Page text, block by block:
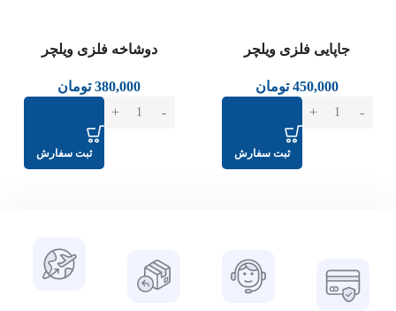
جاپایی فلزی ویلچر
450,000 تومان
ثبت سفارش
دوشاخه فلزی ویلچر
380,000 تومان
ثبت سفارش